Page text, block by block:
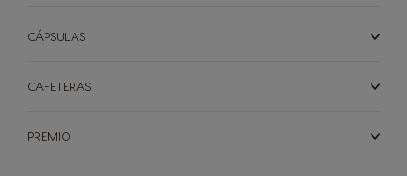
CÁPSULAS
CAFETERAS
PREMIO